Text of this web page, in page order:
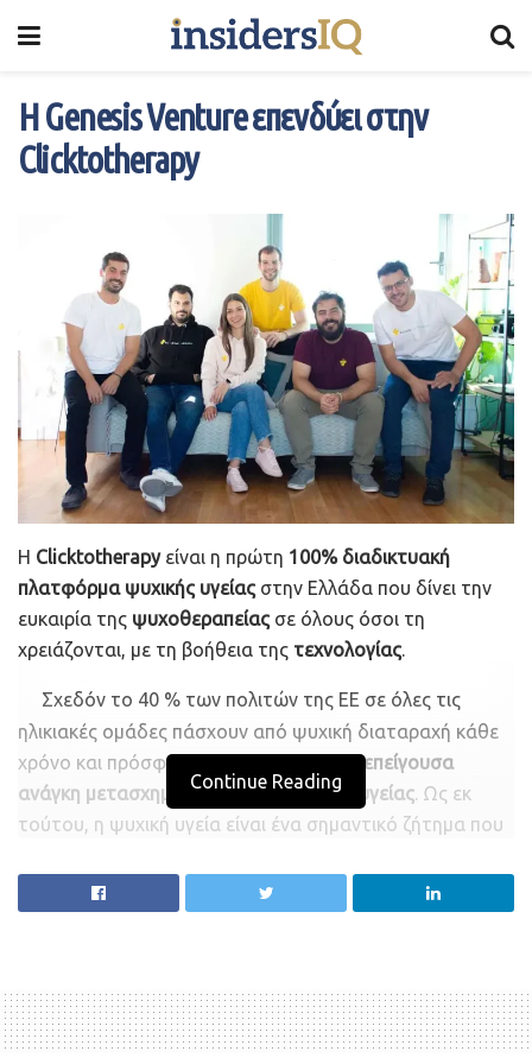
Η Genesis Venture επενδύει στην
Clicktotherapy
Η Clicktotherapyείναι η πρώτη 100% διαδικτυακή
πλατφόρμα ψυχικής υγείας στην Ελλάδα που δίνει την
ευκαιρία της ψυχοθεραπείας σε όλους όσοι τη
χρειάζονται, με τη βοήθεια της τεχνολογίας.
Σχεδόν το 40 % των πολιτών της ΕΕ σε όλες τις
ηλικιακές ομάδες πάσχουν από ψυχική διαταραχή κάθε
χρόνο και πρόσφατα ο ΠΟΥ τόνισε την επείγουσα
ανάγκη μετασχηματισμού της ψυχικής υγείας. Ως εκ
τούτου, η ψυχική υγεία είναι ένα σημαντικό ζήτημα που
αξιοποιώντας τα εργαλεία που μπορεί να προσφέρει η
τεχνολογία.
Η λύση της Clicktotherapy είναι να ταιριάξει τον χρήστη
με τον καταλληλότερο επαγγελματία από το
Continue Reading